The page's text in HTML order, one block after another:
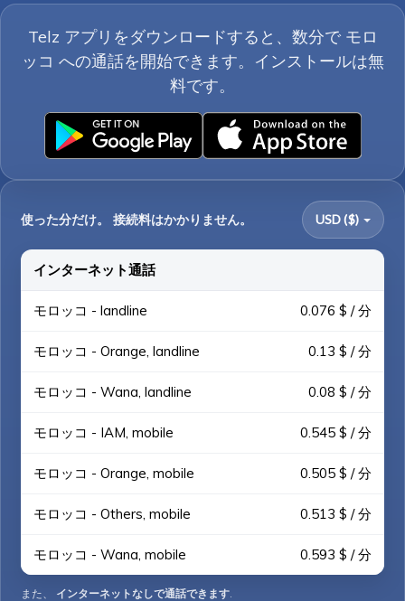
Telz アプリをダウンロードすると、数分で モロ
ッコ への通話を開始できます。インストールは無
料です。
使った分だけ。 接続料はかかりません。 USD ($)
インターネット通話
モロッコ - landline 0.076 $ / 分
モロッコ - Orange, landline 0.13 $ / 分
モロッコ - Wana, landline 0.08 $ / 分
モロッコ - IAM, mobile 0.545 $ / 分
モロッコ - Orange, mobile 0.505 $ / 分
モロッコ - Others, mobile 0.513 $ / 分
モロッコ - Wana, mobile 0.593 $ / 分
また、 インターネットなしで通話できます.